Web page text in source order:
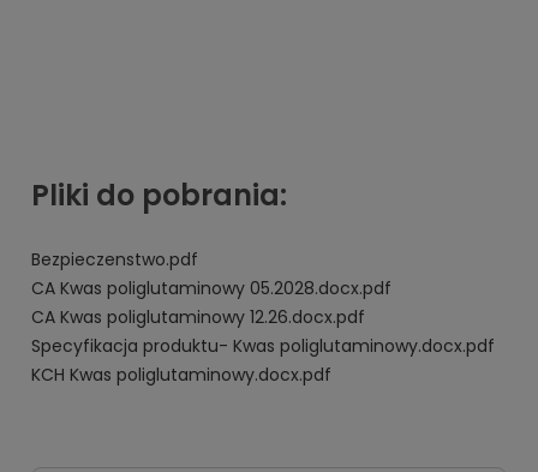
Pliki do pobrania:
Bezpieczenstwo.pdf
CA Kwas poliglutaminowy 05.2028.docx.pdf
CA Kwas poliglutaminowy 12.26.docx.pdf
Specyfikacja produktu- Kwas poliglutaminowy.docx.pdf
KCH Kwas poliglutaminowy.docx.pdf